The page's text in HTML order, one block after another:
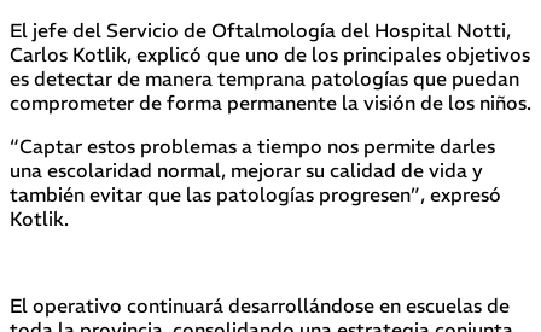
El jefe del Servicio de Oftalmología del Hospital Notti,
Carlos Kotlik, explicó que uno de los principales objetivos
es detectar de manera temprana patologías que puedan
comprometer de forma permanente la visión de los niños.
“Captar estos problemas a tiempo nos permite darles
una escolaridad normal, mejorar su calidad de vida y
también evitar que las patologías progresen”, expresó
Kotlik.
El operativo continuará desarrollándose en escuelas de